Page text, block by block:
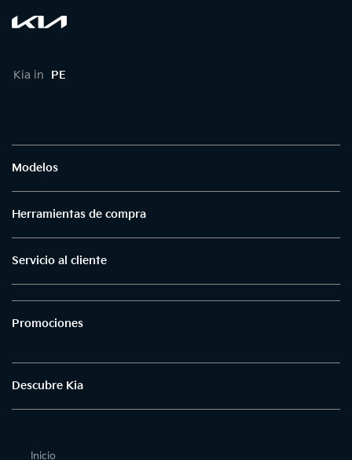
Kia in PE
Modelos
Herramientas de compra
Servicio al cliente
Promociones
Descubre Kia
Inicio